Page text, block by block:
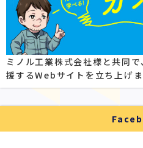
ミノル工業株式会社様と共同
援するWebサイトを立ち上げま